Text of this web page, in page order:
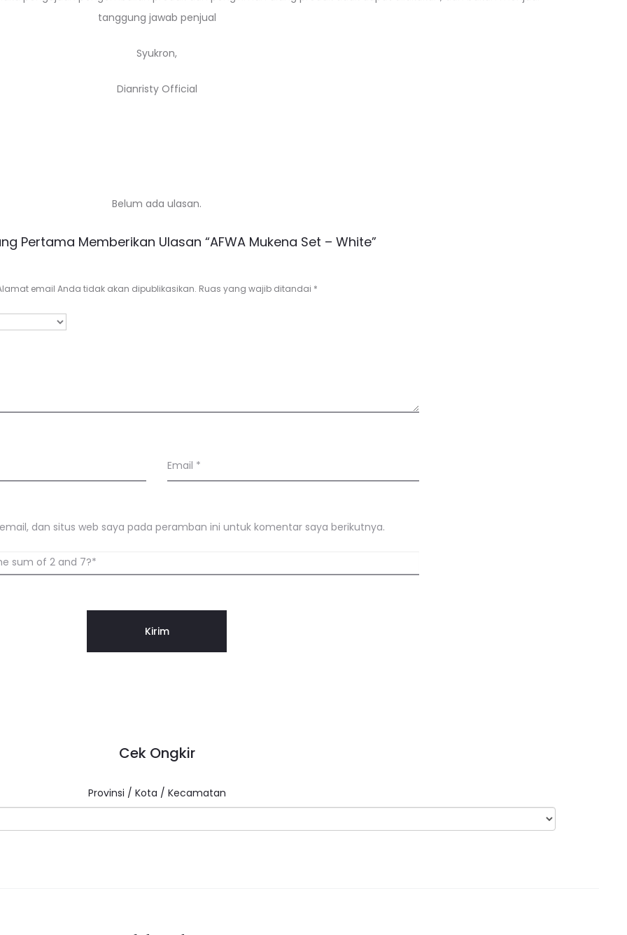
tanggung jawab penjual
Syukron,
Dianristy Official
Belum ada ulasan.
Pertama Memberikan Ulasan “AFWA Mukena Set – White”
email Anda tidak akan dipublikasikan. Ruas yang wajib ditandai *
Email *
dan situs web saya pada peramban ini untuk komentar saya berikutnya.
sum of 2 and 7?*
Cek Ongkir
Provinsi / Kota / Kecamatan